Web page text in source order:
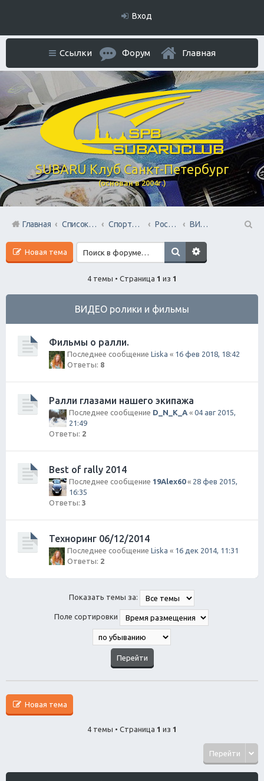
Вход
SUBARU Клуб Санкт-Петербург
(основан в 2004г.)
Ссылки Форум Главная
Главная Список форумов Спортивный раздел Российский АВТОспорт
ВИДЕО ролики и фильмы
Новая тема
4 темы • Страница 1 из 1
ВИДЕО ролики и фильмы
Фильмы о ралли.
Последнее сообщение Liska « 16 фев 2018, 18:42
Ответы: 8
Ралли глазами нашего экипажа
Последнее сообщение D_N_K_A « 04 авг 2015,
21:49
Ответы: 2
Best of rally 2014
Последнее сообщение 19Alex60« 28 фев 2015,
16:35
Ответы: 3
Техноринг 06/12/2014
Последнее сообщение Liska « 16 дек 2014, 11:31
Ответы: 2
Показать темы за:
Поле сортировки
Новая тема
4 темы • Страница 1 из 1
Перейти